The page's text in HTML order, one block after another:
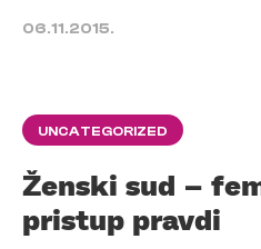
06.11.2015.
UNCATEGORIZED
Ženski sud –
pristup pravdi